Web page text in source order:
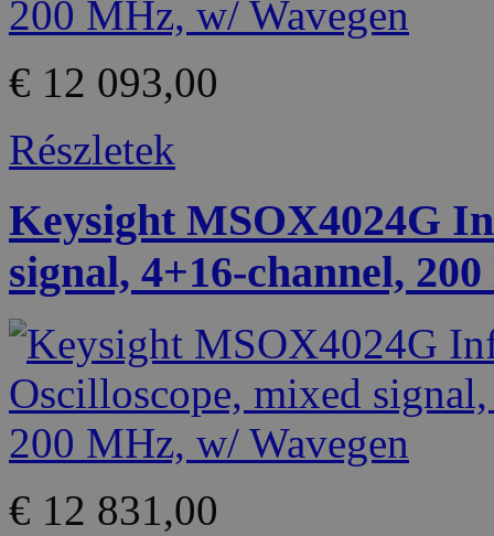
€ 12 093,00
Részletek
Keysight MSOX4024G
signal, 4+16-channel,
€ 12 831,00